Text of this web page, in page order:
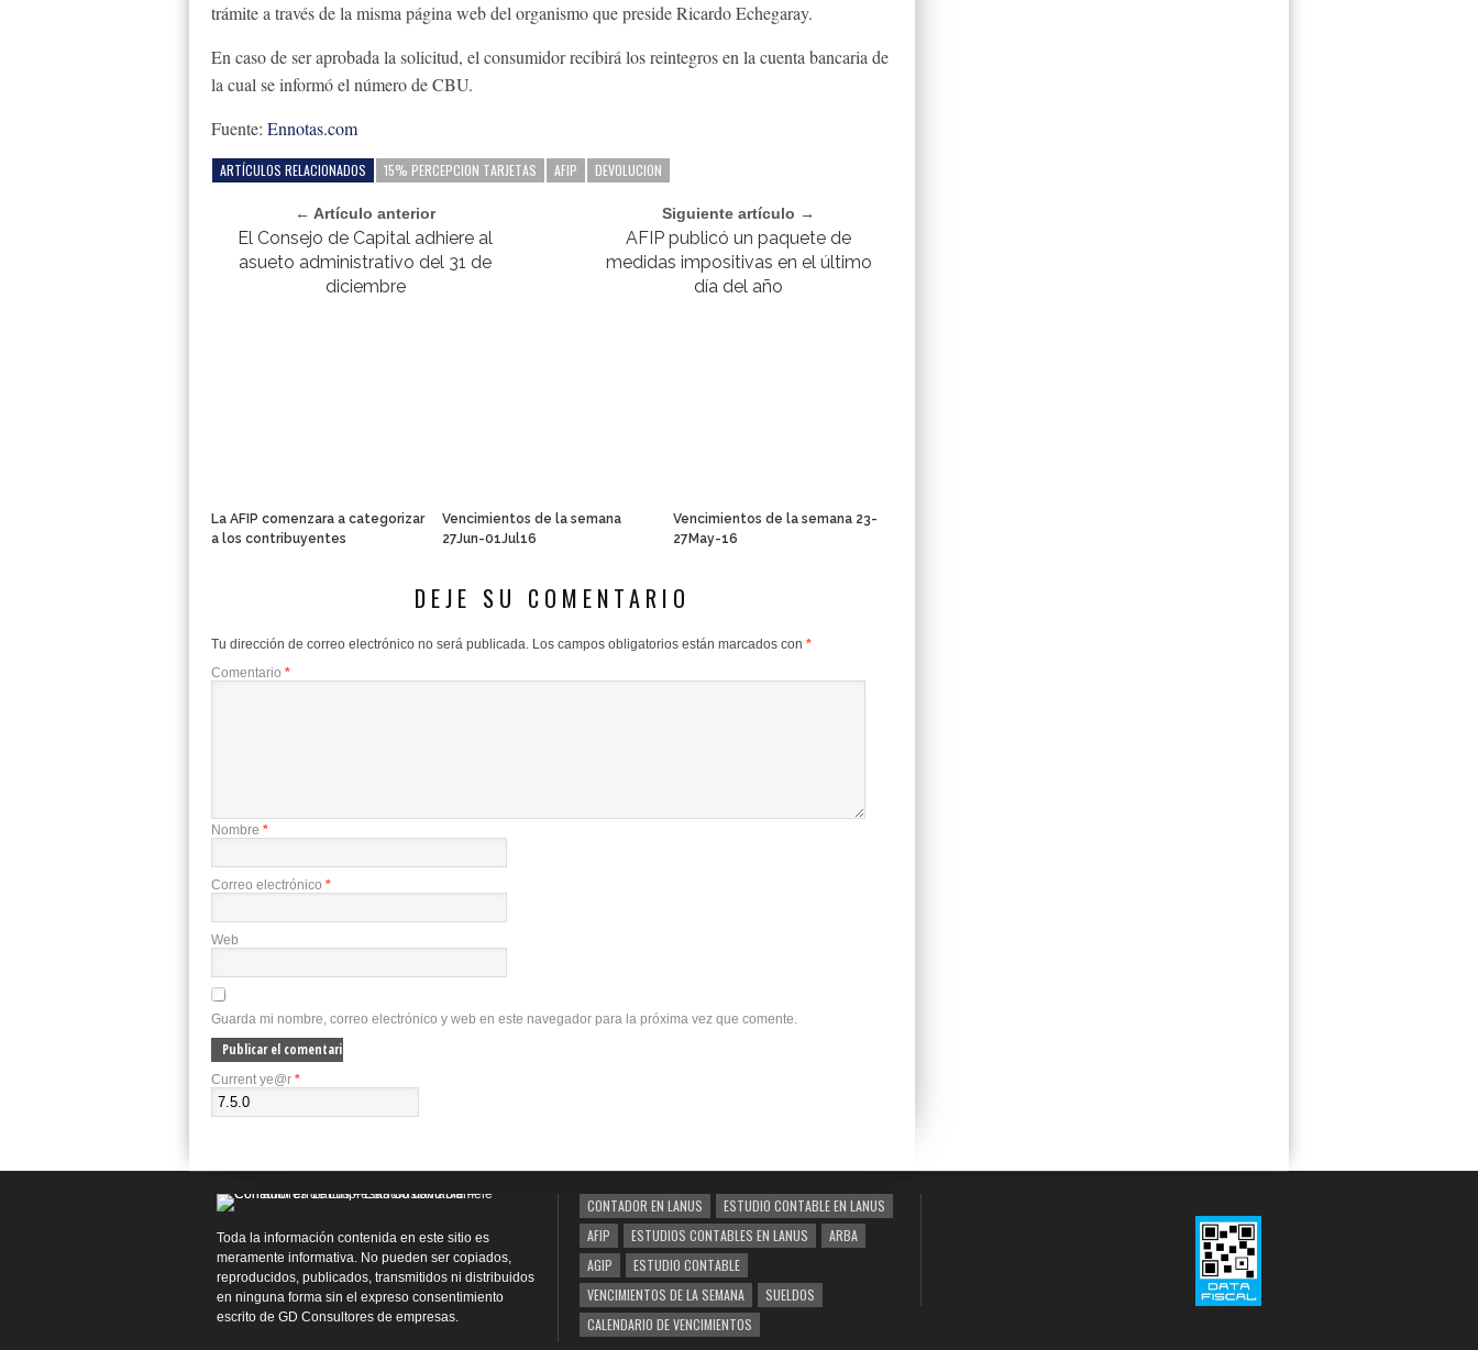
trámite a través de la misma página web del organismo que preside Ricardo Echegaray.
En caso de ser aprobada la solicitud, el consumidor recibirá los reintegros en la cuenta bancaria de
la cual se informó el número de CBU.
Fuente: Ennotas.com
ARTÍCULOS RELACIONADOS 15% PERCEPCION TARJETAS AFIP DEVOLUCION
← Artículo anterior
El Consejo de Capital adhiere al
asueto administrativo del 31 de
diciembre
Siguiente artículo →
AFIP publicó un paquete de
medidas impositivas en el último
día del año
La AFIP comenzara a categorizar
a los contribuyentes
Vencimientos de la semana
27Jun-01Jul16
Vencimientos de la semana 23-
27May-16
DEJE SU COMENTARIO
Tu dirección de correo electrónico no será publicada. Los campos obligatorios están marcados con *
Comentario *
Nombre *
Correo electrónico *
Web
Guarda mi nombre, correo electrónico y web en este navegador para la próxima vez que comente.
Current ye@r *
Toda la información contenida en este sitio es
meramente informativa. No pueden ser copiados,
reproducidos, publicados, transmitidos ni distribuidos
en ninguna forma sin el expreso consentimiento
escrito de GD Consultores de empresas.
CONTADOR EN LANUS
ESTUDIO CONTABLE EN LANUS
AFIP
ESTUDIOS CONTABLES EN LANUS
ARBA
AGIP
ESTUDIO CONTABLE
VENCIMIENTOS DE LA SEMANA
SUELDOS
CALENDARIO DE VENCIMIENTOS